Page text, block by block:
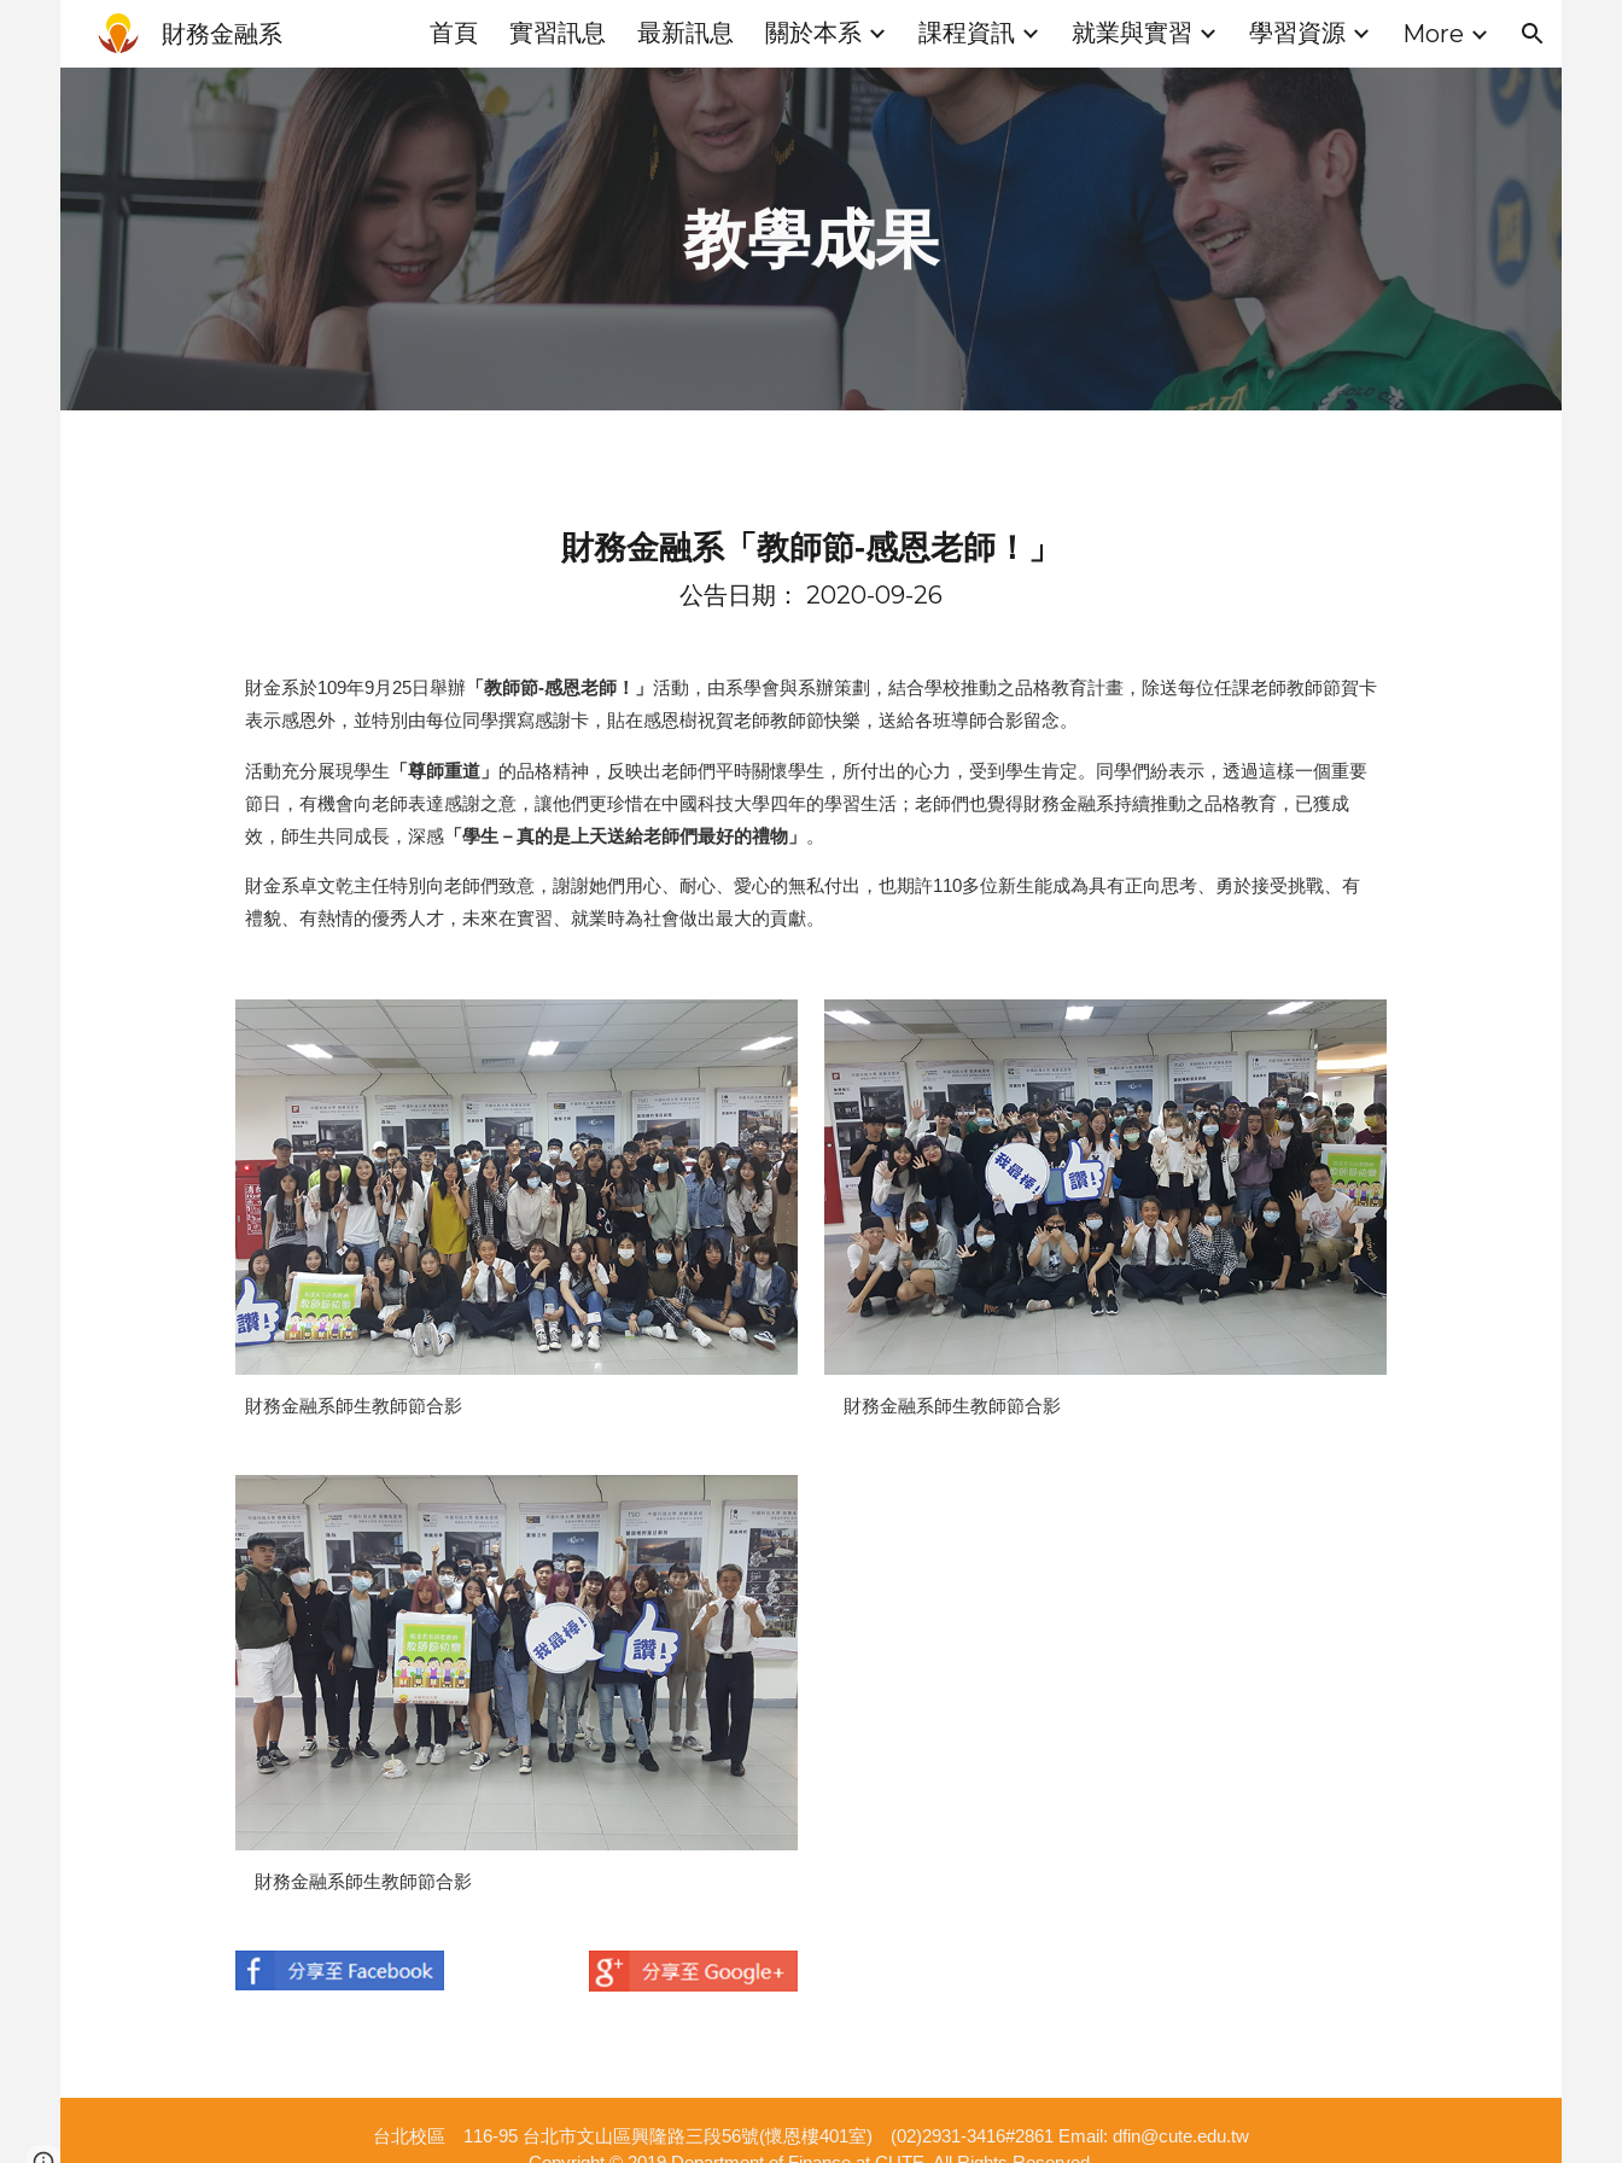
Skip to main content Skip to navigation
財務金融系 首頁 實習訊息 最新訊息 關於本系 課程資訊 就業與實習 學習資源 More
教學成果
財務金融系「教師節-感恩老師！」
公告日期： 2020-09-26
財金系於109年9月25日舉辦「教師節-感恩老師！」 活動，由系學會與系辦策劃，結合學校推動之品格教育計畫，除送每位任課老師教師節賀卡
表示感恩外，並特別由每位同學撰寫感謝卡，貼在感恩樹祝賀老師教師節快樂，送給各班導師合影留念。
活動充分展現學生 「尊師重道」 的品格精神，反映出老師們平時關懷學生，所付出的心力，受到學生肯定。同學們紛表示，透過這樣一個重要
節日，有機會向老師表達感謝之意，讓他們更珍惜在中國科技大學四年的學習生活；老師們也覺得財務金融系持續推動之品格教育，已獲成
效，師生共同成長，深感「學生－真的是上天送給老師們最好的禮物」 。
財金系卓文乾主任特別向老師們致意，謝謝她們用心、耐心、愛心的無私付出，也期許110多位新生能成為具有正向思考、勇於接受挑戰、有
禮貌、有熱情的優秀人才，未來在實習、就業時為社會做出最大的貢獻。
財務金融系師生教師節合影 財務金融系師生教師節合影
財務金融系師生教師節合影
台北校區 116-95 台北市文山區興隆路三段56號(懷恩樓401室) (02)2931-3416#2861 Email: dfin@cute.edu.tw